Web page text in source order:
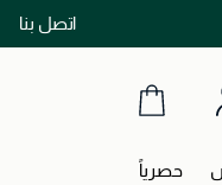
اتصل بناادفع لاحقاً مع تابي و تمارا!
حصرياً